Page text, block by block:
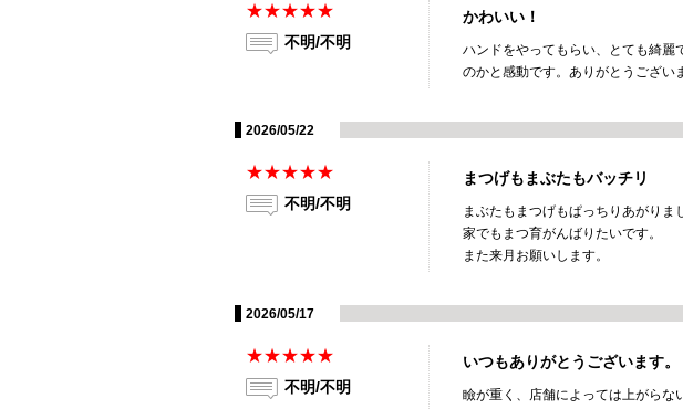
★★★★★
不明/不明
かわいい！
ハンドをやってもらい、とても綺麗
のかと感動です。ありがとうござい
2026/05/22
★★★★★
不明/不明
まつげもまぶたもバッチリ
まぶたもまつげもぱっちりあがりま
家でもまつ育がんばりたいです。
また来月お願いします。
2026/05/17
★★★★★
不明/不明
いつもありがとうございます。
瞼が重く、店舗によっては上がらな